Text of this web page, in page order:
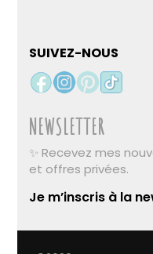
SUIVEZ-NOUS
NEWSLETTER
✨ Recevez mes
et offres privées.
Je m’inscris à la